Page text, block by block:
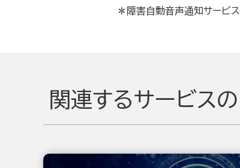
＊障害自動音声通知サービス
関連するサービス